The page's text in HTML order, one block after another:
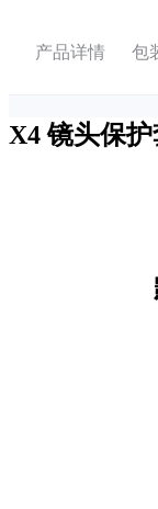
产品详情 包
X4 镜头保